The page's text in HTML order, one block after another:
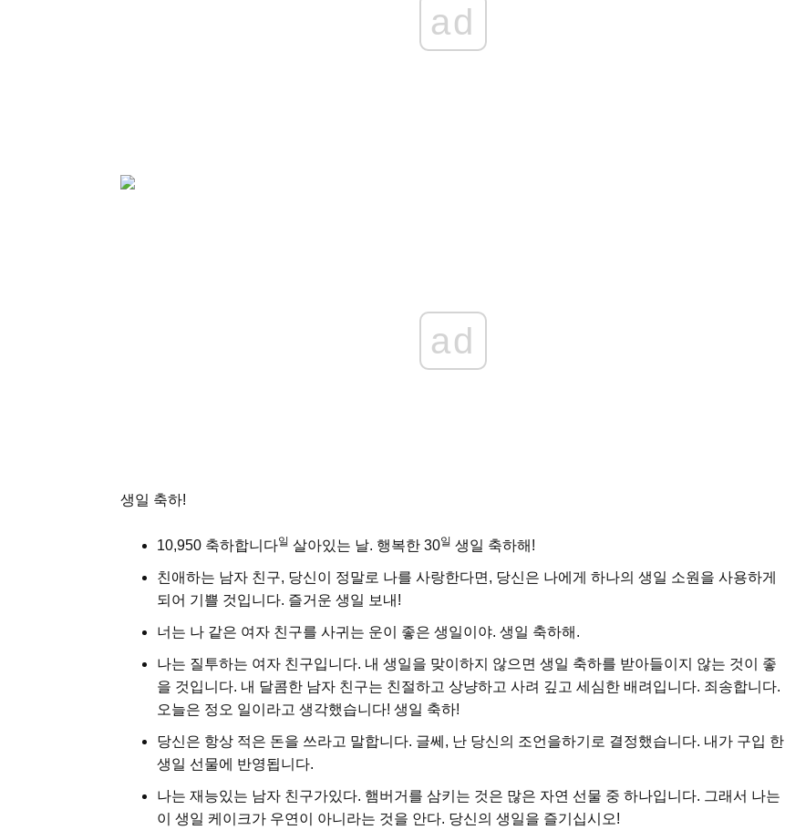
ad
ad
생일 축하!
10,950 축하합니다일 살아있는 날. 행복한 30일 생일 축하해!
친애하는 남자 친구, 당신이 정말로 나를 사랑한다면, 당신은 나에게 하나의 생일 소원을 사용하게
되어 기쁠 것입니다. 즐거운 생일 보내!
너는 나 같은 여자 친구를 사귀는 운이 좋은 생일이야. 생일 축하해.
나는 질투하는 여자 친구입니다. 내 생일을 맞이하지 않으면 생일 축하를 받아들이지 않는 것이 좋
을 것입니다. 내 달콤한 남자 친구는 친절하고 상냥하고 사려 깊고 세심한 배려입니다. 죄송합니다.
오늘은 정오 일이라고 생각했습니다! 생일 축하!
당신은 항상 적은 돈을 쓰라고 말합니다. 글쎄, 난 당신의 조언을하기로 결정했습니다. 내가 구입 한
생일 선물에 반영됩니다.
나는 재능있는 남자 친구가있다. 햄버거를 삼키는 것은 많은 자연 선물 중 하나입니다. 그래서 나는
이 생일 케이크가 우연이 아니라는 것을 안다. 당신의 생일을 즐기십시오!